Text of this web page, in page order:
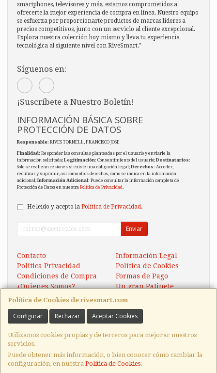
Política de Cookies de rivesmart.com
Configurar Rechazar Aceptar Cookies
Utilizamos cookies propias y de terceros para mejorar nuestros
servicios.
Puede obtener más información, o bien conocer cómo cambiar la
configuración, en nuestra Política de Cookies.
smartphones, televisores y más, estamos comprometidos a
ofrecerte la mejor experiencia de compra en línea. Nuestro equipo
se esfuerza por proporcionarte productos de marcas líderes a
precios competitivos, junto con un servicio al cliente excepcional.
Explora nuestra colección hoy mismo y lleva tu experiencia
tecnológica al siguiente nivel con RiveSmart."
Síguenos en:
¡Suscríbete a Nuestro Boletín!
INFORMACIÓN BÁSICA SOBRE
PROTECCIÓN DE DATOS
Responsable: RIVES TORNELL, FRANCISCO JOSE
Finalidad: Responder las consultas planteadas por el usuario y enviarle la
información solicitada;Legitimación: Consentimiento del usuario;Destinatarios:
Solo se realizan cesiones si existe una obligación legal;Derechos: Acceder,
rectificar y suprimir, así como otros derechos, como se indica en la información
adicional;Información Adicional: Puede consultar la información completa de
Protección de Datos en nuestra Política de Privacidad.
He leído y acepto la Política de Privacidad .
Enviar
Contacto
Información Legal
Política Privacidad
Política de Cookies
Condiciones de Compra
Formas de Pago
¿Quienes Somos?
Un gran Patinete
Contacto
, , , , España. - C.I.F.: 22974078E - Tfno: